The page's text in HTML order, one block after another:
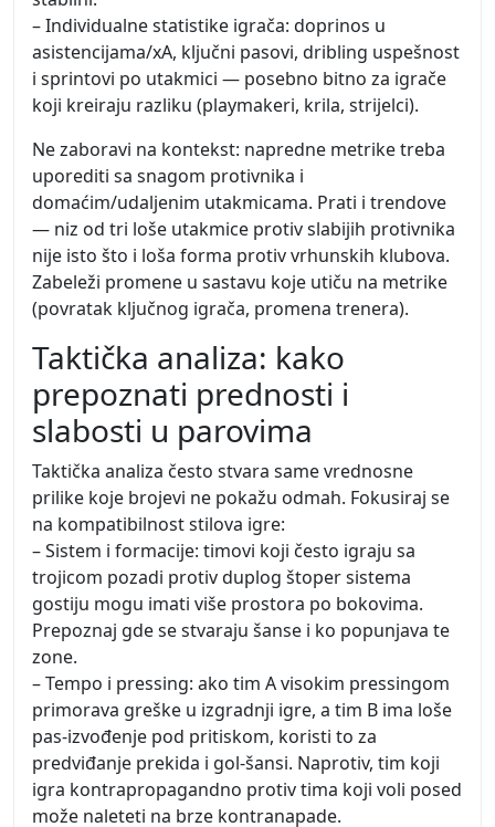
– Individualne statistike igrača: doprinos u
asistencijama/xA, ključni pasovi, dribling uspešnost
i sprintovi po utakmici — posebno bitno za igrače
koji kreiraju razliku (playmakeri, krila, strijelci).
Ne zaboravi na kontekst: napredne metrike treba
uporediti sa snagom protivnika i
domaćim/udaljenim utakmicama. Prati i trendove
— niz od tri loše utakmice protiv slabijih protivnika
nije isto što i loša forma protiv vrhunskih klubova.
Zabeleži promene u sastavu koje utiču na metrike
(povratak ključnog igrača, promena trenera).
Taktička analiza: kako
prepoznati prednosti i
slabosti u parovima
Taktička analiza često stvara same vrednosne
prilike koje brojevi ne pokažu odmah. Fokusiraj se
na kompatibilnost stilova igre:
– Sistem i formacije: timovi koji često igraju sa
trojicom pozadi protiv duplog štoper sistema
gostiju mogu imati više prostora po bokovima.
Prepoznaj gde se stvaraju šanse i ko popunjava te
zone.
– Tempo i pressing: ako tim A visokim pressingom
primorava greške u izgradnji igre, a tim B ima loše
pas-izvođenje pod pritiskom, koristi to za
predviđanje prekida i gol-šansi. Naprotiv, tim koji
igra kontrapropagandno protiv tima koji voli posed
može naleteti na brze kontranapade.